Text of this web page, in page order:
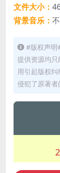
文件大小：
背景音乐：
#版权声明
提供资源均
用引起版权
侵犯了原著者